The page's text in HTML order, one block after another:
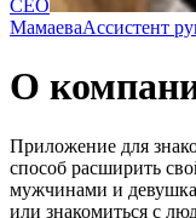
CEO
МамаеваАссистент
О
Приложение для
способ расширить
мужчинами и
или знакомиться с